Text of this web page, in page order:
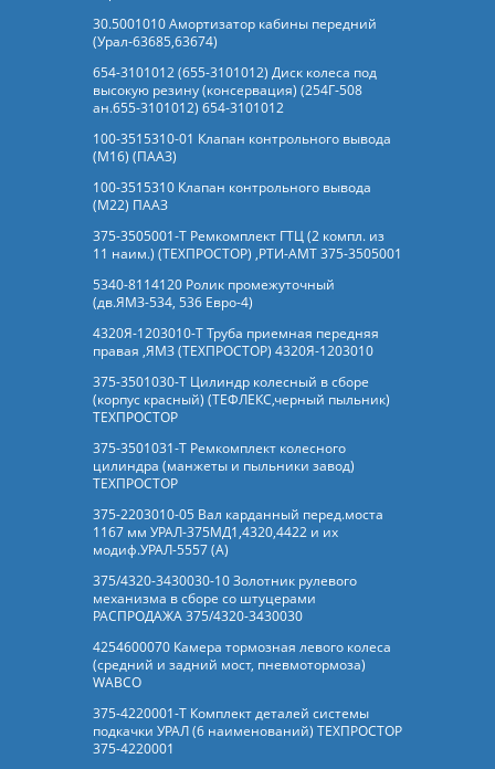
30.5001010 Амортизатор кабины передний
(Урал-63685,63674)
654-3101012 (655-3101012) Диск колеса под
высокую резину (консервация) (254Г-508
ан.655-3101012) 654-3101012
100-3515310-01 Клапан контрольного вывода
(М16) (ПААЗ)
100-3515310 Клапан контрольного вывода
(М22) ПААЗ
375-3505001-Т Ремкомплект ГТЦ (2 компл. из
11 наим.) (ТЕХПРОСТОР) ,РТИ-АМТ 375-3505001
5340-8114120 Ролик промежуточный
(дв.ЯМЗ-534, 536 Евро-4)
4320Я-1203010-Т Труба приемная передняя
правая ,ЯМЗ (ТЕХПРОСТОР) 4320Я-1203010
375-3501030-Т Цилиндр колесный в сборе
(корпус красный) (ТЕФЛЕКС,черный пыльник)
ТЕХПРОСТОР
375-3501031-Т Ремкомплект колесного
цилиндра (манжеты и пыльники завод)
ТЕХПРОСТОР
375-2203010-05 Вал карданный перед.моста
1167 мм УРАЛ-375МД1,4320,4422 и их
модиф.УРАЛ-5557 (А)
375/4320-3430030-10 Золотник рулевого
механизма в сборе со штуцерами
РАСПРОДАЖА 375/4320-3430030
4254600070 Камера тормозная левого колеса
(средний и задний мост, пневмотормоза)
WABCO
375-4220001-Т Комплект деталей системы
подкачки УРАЛ (6 наименований) ТЕХПРОСТОР
375-4220001